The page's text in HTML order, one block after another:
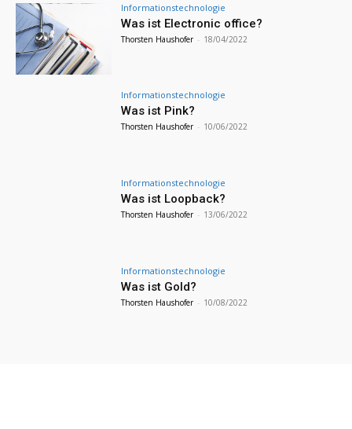
Informationstechnologie
Was ist Electronic office?
Thorsten Haushofer - 18/04/2022
Informationstechnologie
Was ist Pink?
Thorsten Haushofer - 10/06/2022
Informationstechnologie
Was ist Loopback?
Thorsten Haushofer - 13/06/2022
Informationstechnologie
Was ist Gold?
Thorsten Haushofer - 10/08/2022